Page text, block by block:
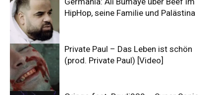
HipHop, seine Familie und Palästina
Private Paul – Das Leben ist schön
(prod. Private Paul) [Video]